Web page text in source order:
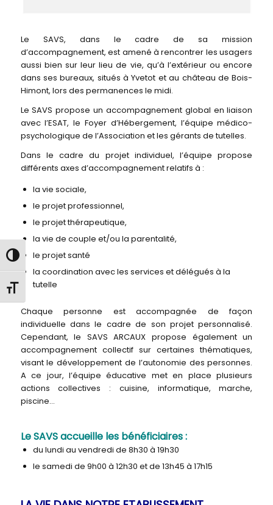
Passer en contraste élevé
Changer la taille de la police
Le SAVS, dans le cadre de sa mission
d’accompagnement, est amené à rencontrer les usagers
aussi bien sur leur lieu de vie, qu’à l’extérieur ou encore
dans ses bureaux, situés à Yvetot et au château de Bois-
Himont, lors des permanences le midi.
Le SAVS propose un accompagnement global en liaison
avec l’ESAT, le Foyer d’Hébergement, l’équipe médico-
psychologique de l’Association et les gérants de tutelles.
Dans le cadre du projet individuel, l’équipe propose
différents axes d’accompagnement relatifs à :
la vie sociale,
le projet professionnel,
le projet thérapeutique,
la vie de couple et/ou la parentalité,
le projet santé
la coordination avec les services et délégués à la
tutelle
Chaque personne est accompagnée de façon
individuelle dans le cadre de son projet personnalisé.
Cependant, le SAVS ARCAUX propose également un
accompagnement collectif sur certaines thématiques,
visant le développement de l’autonomie des personnes.
A ce jour, l’équipe éducative met en place plusieurs
actions collectives : cuisine, informatique, marche,
piscine…
Le SAVS accueille les bénéficiaires :
du lundi au vendredi de 8h30 à 19h30
le samedi de 9h00 à 12h30 et de 13h45 à 17h15